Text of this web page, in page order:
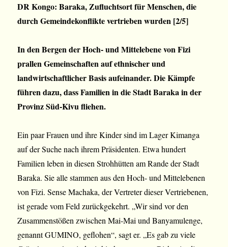
DR Kongo: Baraka, Zufluchtsort für Menschen, die
durch Gemeindekonflikte vertrieben wurden [2/5]
In den Bergen der Hoch- und Mittelebene von Fizi
prallen Gemeinschaften auf ethnischer und
landwirtschaftlicher Basis aufeinander. Die Kämpfe
führen dazu, dass Familien in die Stadt Baraka in der
Provinz Süd-Kivu fliehen.
Ein paar Frauen und ihre Kinder sind im Lager Kimanga
auf der Suche nach ihrem Präsidenten. Etwa hundert
Familien leben in diesen Strohhütten am Rande der Stadt
Baraka. Sie alle stammen aus den Hoch- und Mittelebenen
von Fizi. Sense Machaka, der Vertreter dieser Vertriebenen,
ist gerade vom Feld zurückgekehrt. „Wir sind vor den
Zusammenstößen zwischen Mai-Mai und Banyamulenge,
genannt GUMINO, geflohen“, sagt er. „Es gab zu viele